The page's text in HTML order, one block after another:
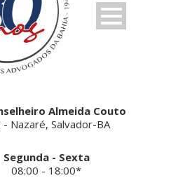
Almeida Couto
- Nazaré, Salvador-BA
Segunda - Sexta
08:00 - 18:00*